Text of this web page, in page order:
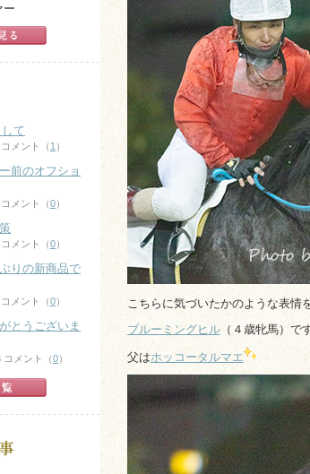
こちらに気づいたかのような表情
ブルーミングヒル（４歳牝馬）で
父はホッコータルマエ
ー
て
メント（ 1 ）
前のオフショ
メント（0）
メント（0）
りの新商品で
メント（0）
とうございま
コメント（0）